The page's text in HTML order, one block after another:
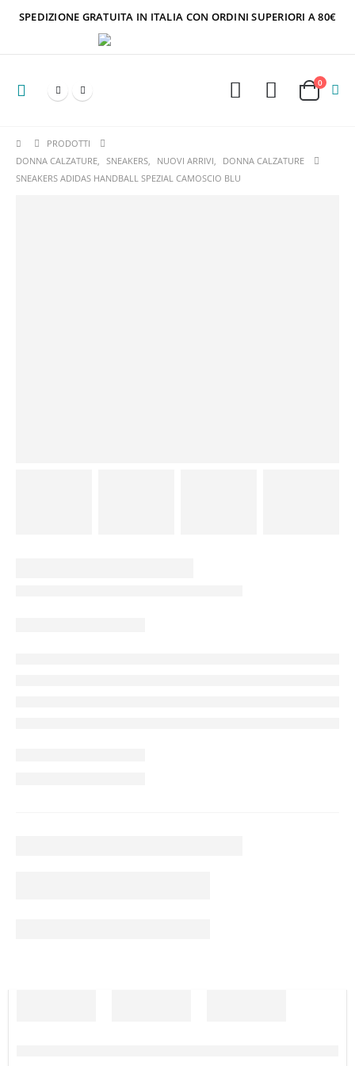
SPEDIZIONE GRATUITA IN ITALIA CON ORDINI SUPERIORI A 80€
0
PRODOTTI
DONNA CALZATURE, SNEAKERS, NUOVI ARRIVI,
DONNA CALZATURE
SNEAKERS ADIDAS HANDBALL SPEZIAL CAMOSCIO BLU